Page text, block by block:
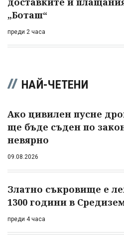
„Боташ“
преди 2 часа
НАЙ-ЧЕТЕНИ
Ако цивилен пусне
ще бъде съден по
невярно
09.08.2026
Златно съкровище е
1300 години в
преди 4 часа